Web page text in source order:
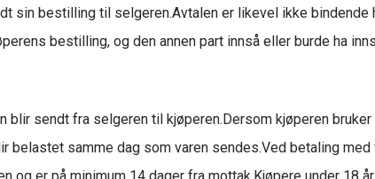
sin bestilling til selgeren.Avtalen er likevel ikke
bestilling, og den annen part innså eller burde ha
blir sendt fra selgeren til kjøperen.Dersom kjøperen
samme dag som varen sendes.Ved betaling